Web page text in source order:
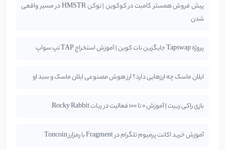
پیش فروش همستر کامبت در کوکوین | توکن HMSTR در مسیر واقعی
شدن
پروژه Tapswap جایگزین نات کوین | آموزش استخراج TAP تپ سواپ
ایلان ماسک چه ارزهایی دارد؟ ارز هوش مصنوعی ایلان ماسک و سبد او
بازی راکی ربیت | آموزش 0 تا 100 فعالیت در ربات Rocky Rabbit
آموزش خرید اکانت پرمیوم تلگرام در Fragment با رمزارز Toncoin